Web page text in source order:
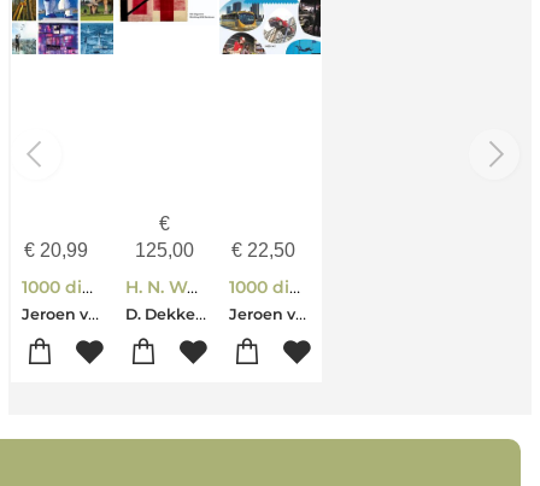
€20,99
1000 dingen doen in Nederland
Jeroen van der Spek
€
125,00
H. N. Werkman
D. Dekkers-Arnold de Vries-Jeroen van der Spek
€ 22,50
1000 dingen doen in Nederland met kinderen
Jeroen van der Spek